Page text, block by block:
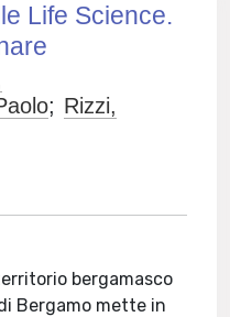
Life Science.
; Rizzi,
bergamasco
Bergamo mette in